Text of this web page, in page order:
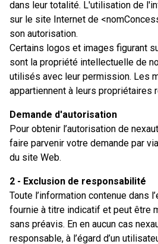
dans leur totalité. L'utilisation de
sur le site Internet de
son autorisation.
Certains logos et images figurant
sont la propriété intellectuelle de
utilisés avec leur permission. Les
appartiennent à leurs propriétaires
Demande d'autorisation
Pour obtenir l’autorisation de
faire parvenir votre demande par
du site Web.
2 - Exclusion de responsabilité
Toute l’information contenue dans
fournie à titre indicatif et peut être
sans préavis. En en aucun cas
responsable, à l’égard d’un